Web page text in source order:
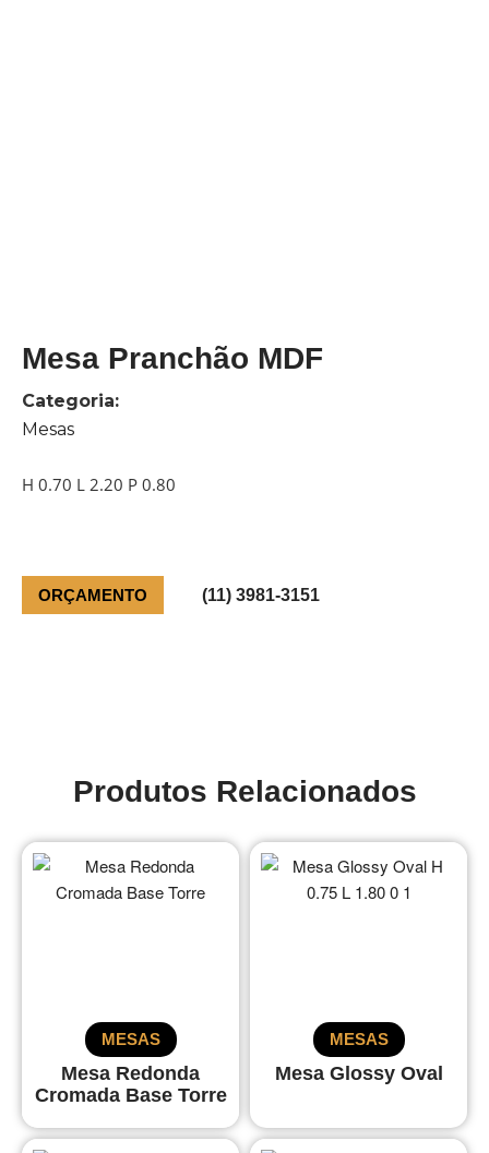
Mesa Pranchão MDF
Categoria:
Mesas
H 0.70 L 2.20 P 0.80
ORÇAMENTO (11) 3981-3151
Produtos Relacionados
Mesa Redonda
Cromada Base Torre
MESAS
Mesa Glossy Oval
MESAS